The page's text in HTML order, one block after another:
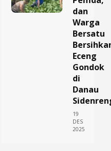
dan
Warga
Bersatu
Eceng
Gondok
di
Danau
19
DES
2025